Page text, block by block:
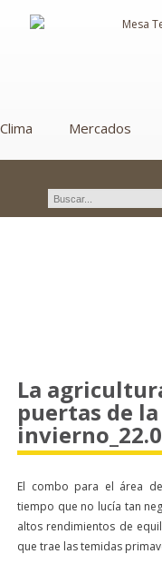
Clima Mercados
La
puertas de
El combo para el área
tiempo que no lucía tan
altos rendimientos de
que trae las temidas